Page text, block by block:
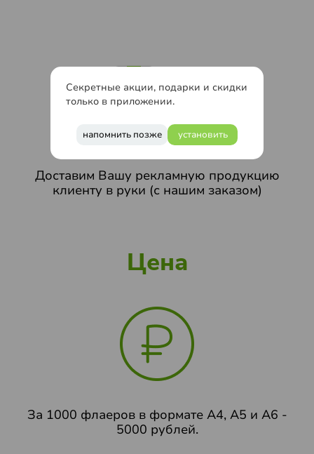
Доставим Вашу рекламную продукцию
клиенту в руки (с нашим заказом)
Цена
За 1000 флаеров в формате А4, А5 и А6 -
5000 рублей.
Секретные акции, подарки и скидки
только в приложении.
установить
напомнить позже